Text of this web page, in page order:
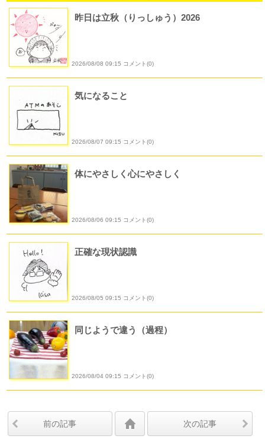
昨日は立秋（りっしゅう）2026
2026/08/08 09:15 コメント(0)
気になること
2026/08/07 09:15 コメント(0)
体にやさしく心にやさしく
2026/08/06 09:15 コメント(0)
正確な現状認識
2026/08/05 09:15 コメント(0)
同じようで違う（過程）
2026/08/04 09:15 コメント(0)
前の記事 次の記事